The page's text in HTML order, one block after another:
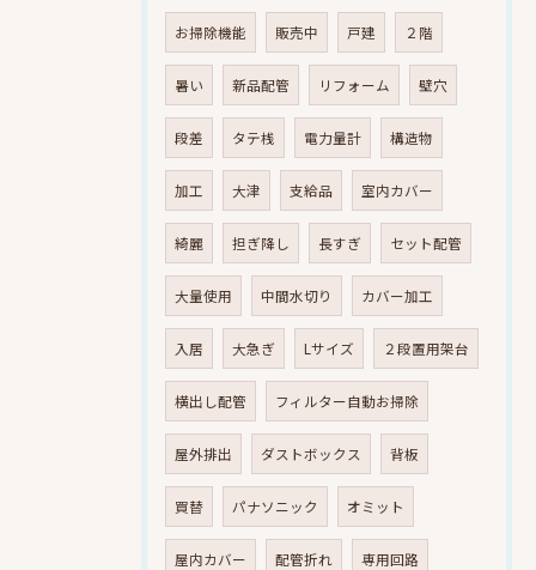
お掃除機能 販売中 戸建 ２階
暑い 新品配管 リフォーム 壁穴
段差 タテ桟 電力量計 構造物
加工 大津 支給品 室内カバー
綺麗 担ぎ降し 長すぎ セット配管
大量使用 中間水切り カバー加工
入居 大急ぎ Lサイズ ２段置用架台
横出し配管 フィルター自動お掃除
屋外排出 ダストボックス 背板
買替 パナソニック オミット
屋内カバー 配管折れ 専用回路